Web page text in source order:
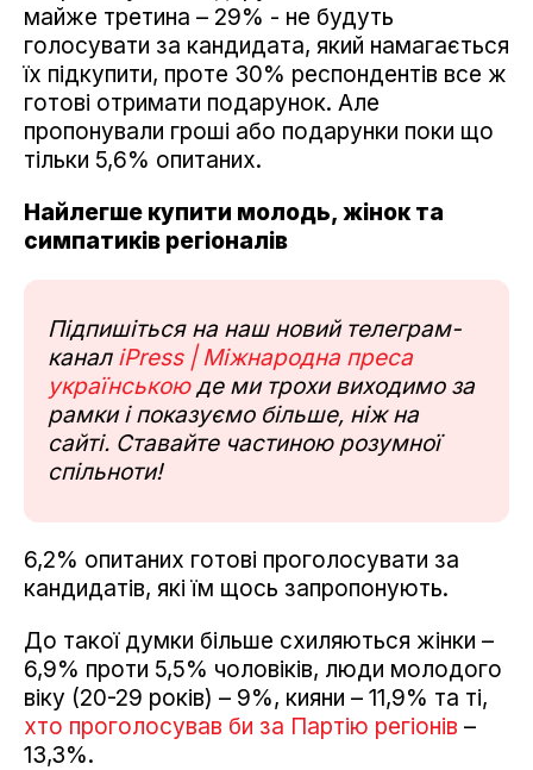
майже третина – 29% - не будуть
голосувати за кандидата, який намагається
їх підкупити, проте 30% респондентів все ж
готові отримати подарунок. Але
пропонували гроші або подарунки поки що
тільки 5,6% опитаних.
Найлегше купити молодь, жінок та
симпатиків регіоналів
Підпишіться на наш новий телеграм-
канал iPress | Міжнародна преса
українськоюде ми трохи виходимо за
рамки і показуємо більше, ніж на
сайті. Ставайте частиною розумної
спільноти!
6,2% опитаних готові проголосувати за
кандидатів, які їм щось запропонують.
До такої думки більше схиляються жінки –
6,9% проти 5,5% чоловіків, люди молодого
віку (20-29 років) – 9%, кияни – 11,9% та ті,
хто проголосував би за Партію регіонів –
13,3%.